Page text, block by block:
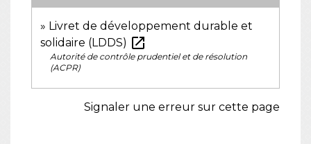
Livret de développement durable et
solidaire (LDDS) open_in_new
Autorité de contrôle prudentiel et de résolution
(ACPR)
Signaler une erreur sur cette page